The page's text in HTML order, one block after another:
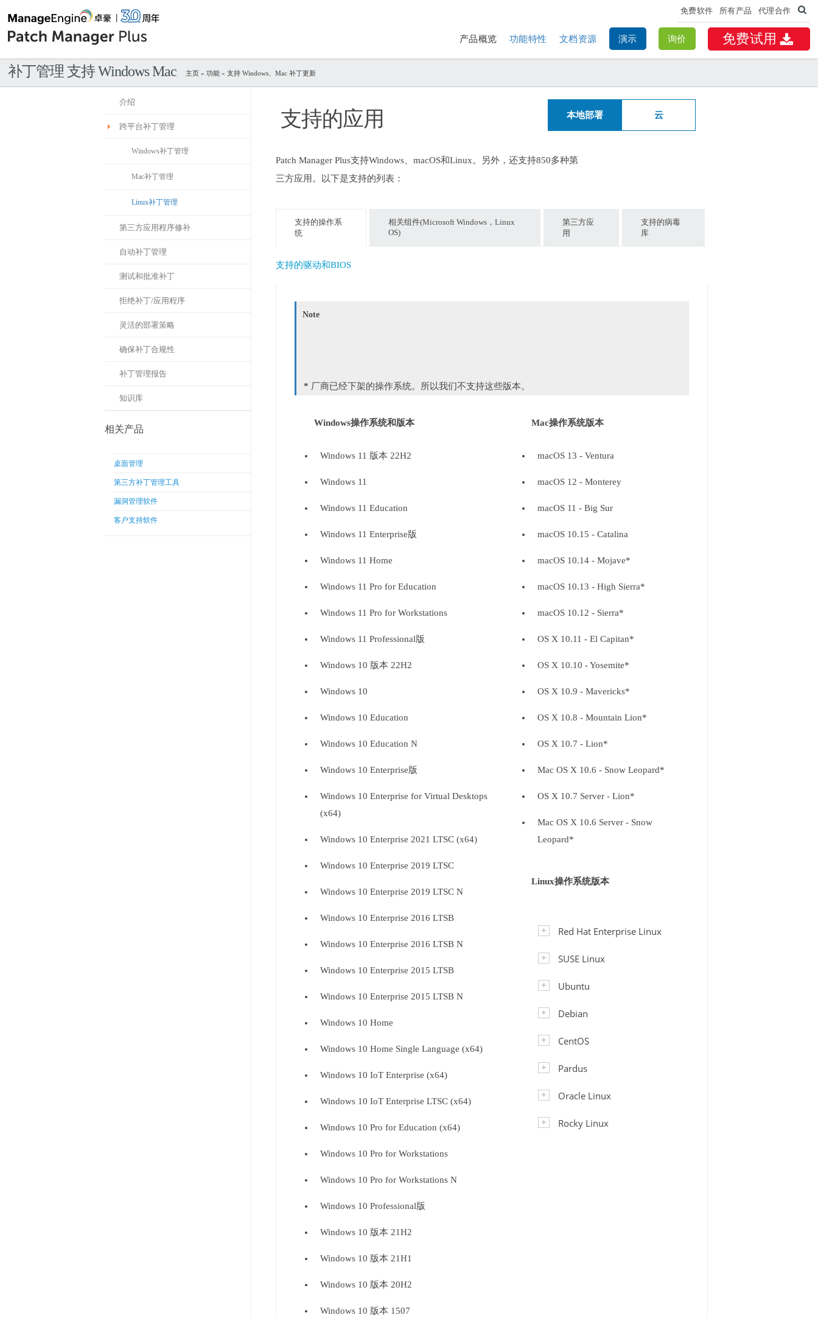
免费软件 所有产品 代理合作
免费试用
产品概览 功能特性 文档资源 演示 询价
补丁管理 支持 Windows Mac 主页 »功能 » 支持 Windows、Mac 补丁更新
介绍
跨平台补丁管理
Windows补丁管理
Mac补丁管理
Linux补丁管理
第三方应用程序修补
自动补丁管理
测试和批准补丁
拒绝补丁/应用程序
灵活的部署策略
确保补丁合规性
补丁管理报告
知识库
相关产品
桌面管理
第三方补丁管理工具
漏洞管理软件
客户支持软件
支持的应用 本地部署 云
Patch Manager Plus支持Windows、macOS和Linux。另外，还支持850多种第
三方应用。以下是支持的列表：
支持的操作系
统
相关组件(Microsoft Windows，Linux
OS)
第三方应
用
支持的病毒
库
支持的驱动和BIOS
* 厂商已经下架的操作系统。所以我们不支持这些版本。
Windows操作系统和版本
Windows 11 版本 22H2
Windows 11
Windows 11 Education
Windows 11 Enterprise版
Windows 11 Home
Windows 11 Pro for Education
Windows 11 Pro for Workstations
Windows 11 Professional版
Windows 10 版本 22H2
Windows 10
Windows 10 Education
Windows 10 Education N
Windows 10 Enterprise版
Windows 10 Enterprise for Virtual Desktops
(x64)
Windows 10 Enterprise 2021 LTSC (x64)
Windows 10 Enterprise 2019 LTSC
Windows 10 Enterprise 2019 LTSC N
Windows 10 Enterprise 2016 LTSB
Windows 10 Enterprise 2016 LTSB N
Windows 10 Enterprise 2015 LTSB
Windows 10 Enterprise 2015 LTSB N
Windows 10 Home
Windows 10 Home Single Language (x64)
Windows 10 IoT Enterprise (x64)
Windows 10 IoT Enterprise LTSC (x64)
Windows 10 Pro for Education (x64)
Windows 10 Pro for Workstations
Windows 10 Pro for Workstations N
Windows 10 Professional版
Windows 10 版本 21H2
Windows 10 版本 21H1
Windows 10 版本 20H2
Windows 10 版本 1507
Mac操作系统版本
macOS 13 - Ventura
macOS 12 - Monterey
macOS 11 - Big Sur
macOS 10.15 - Catalina
macOS 10.14 - Mojave*
macOS 10.13 - High Sierra*
macOS 10.12 - Sierra*
OS X 10.11 - El Capitan*
OS X 10.10 - Yosemite*
OS X 10.9 - Mavericks*
OS X 10.8 - Mountain Lion*
OS X 10.7 - Lion*
Mac OS X 10.6 - Snow Leopard*
OS X 10.7 Server - Lion*
Mac OS X 10.6 Server - Snow
Leopard*
Linux操作系统版本
Red Hat Enterprise Linux
SUSE Linux
Ubuntu
Debian
CentOS
Pardus
Oracle Linux
Rocky Linux